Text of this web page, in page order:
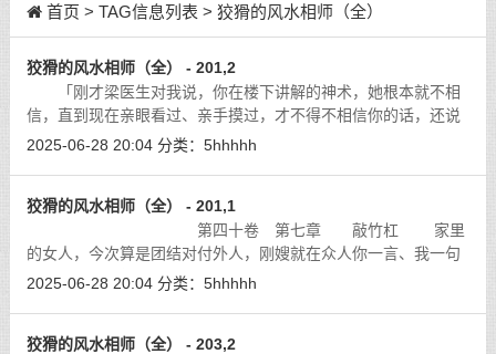
首页 > TAG信息列表 > 狡猾的风水相师（全）
狡猾的风水相师（全） - 201,2
「刚才梁医生对我说，你在楼下讲解的神术，她根本就不相
信，直到现在亲眼看过、亲手摸过，才不得不相信你的话，还说
今回真正大开眼界，难得能亲身见证此事。」朝医生向我讲解
2025-06-28 20:04 分类： 5hhhhh
狡猾的风水相师（全） - 201,1
第四十卷 第七章 敲竹杠 家里
的女人，今次算是团结对付外人，刚嫂就在众人你一言、我一句
的环境下，急得神色有些慌张。其实她根本不必如此慌张，我早
2025-06-28 20:04 分类： 5hhhhh
狡猾的风水相师（全） - 203,2